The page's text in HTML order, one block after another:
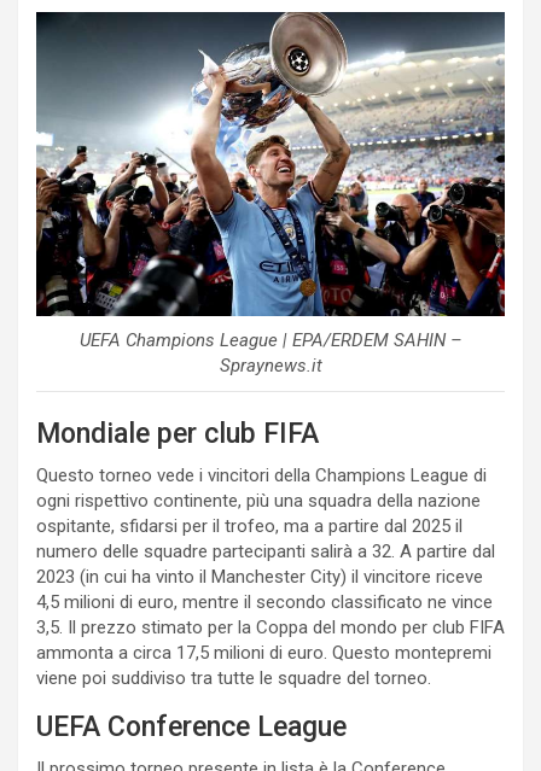
UEFA Champions League | EPA/ERDEM SAHIN –
Spraynews.it
Mondiale per club FIFA
Questo torneo vede i vincitori della Champions League di
ogni rispettivo continente, più una squadra della nazione
ospitante, sfidarsi per il trofeo, ma a partire dal 2025 il
numero delle squadre partecipanti salirà a 32. A partire dal
2023 (in cui ha vinto il Manchester City) il vincitore riceve
4,5 milioni di euro, mentre il secondo classificato ne vince
3,5. Il prezzo stimato per la Coppa del mondo per club FIFA
ammonta a circa 17,5 milioni di euro. Questo montepremi
viene poi suddiviso tra tutte le squadre del torneo.
UEFA Conference League